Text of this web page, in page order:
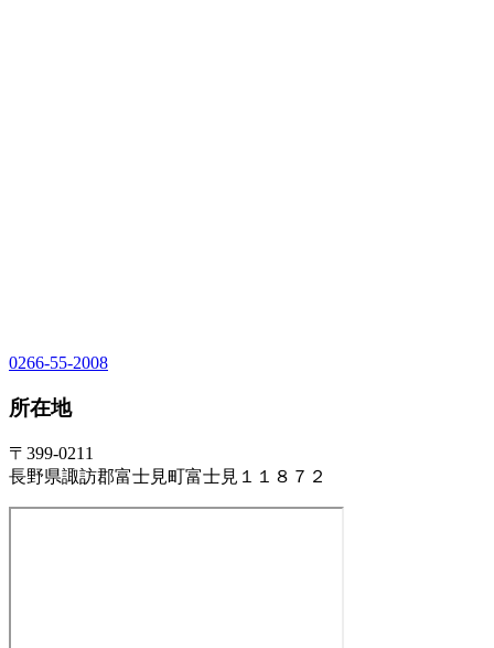
0266-55-2008
所在地
〒399-0211
長野県諏訪郡富士見町富士見１１８７２